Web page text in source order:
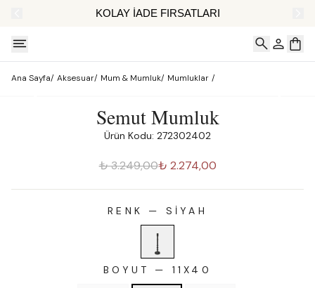
KOLAY İADE FIRSATLARI
Ana Sayfa/ Aksesuar/ Mum & Mumluk/ Mumluklar /
Semut Mumluk
Ürün Kodu: 272302402
₺ 3.249,00₺ 2.274,00
RENK — SIYAH
BOYUT — 11X40